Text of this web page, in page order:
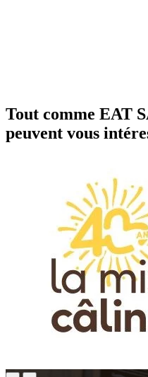
Tout comme EAT
peuvent vous